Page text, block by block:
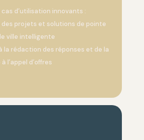
d’utilisation innovants :
des projets et solutions de pointe
ville intelligente
la rédaction des réponses et de la
l’appel d’offres